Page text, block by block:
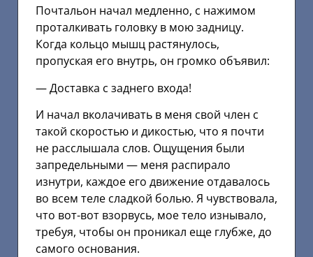
Почтальон начал медленно, с нажимом
проталкивать головку в мою задницу.
Когда кольцо мышц растянулось,
пропуская его внутрь, он громко объявил:
— Доставка с заднего входа!
И начал вколачивать в меня свой член с
такой скоростью и дикостью, что я почти
не расслышала слов. Ощущения были
запредельными — меня распирало
изнутри, каждое его движение отдавалось
во всем теле сладкой болью. Я чувствовала,
что вот-вот взорвусь, мое тело изнывало,
требуя, чтобы он проникал еще глубже, до
самого основания.